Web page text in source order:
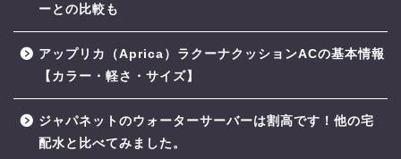
ーとの比較も
アップリカ（Aprica）ラクーナクッションACの基本情報
【カラー・軽さ・サイズ】
ジャパネットのウォーターサーバーは割高です！他の宅
配水と比べてみました。